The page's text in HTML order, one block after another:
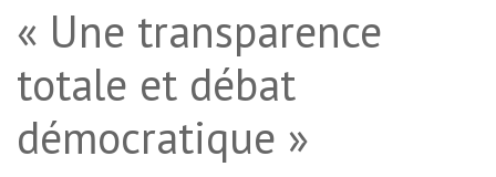
« Une transparence
totale et débat
démocratique »